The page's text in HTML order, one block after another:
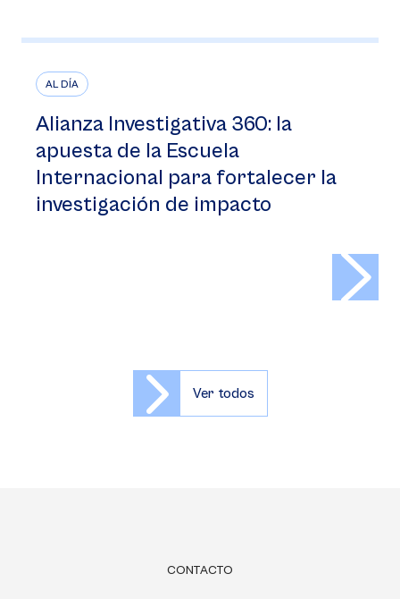
AL DÍA
Alianza Investigativa 360: la
apuesta de la Escuela
Internacional para fortalecer la
investigación de impacto
Ver todos
CONTACTO